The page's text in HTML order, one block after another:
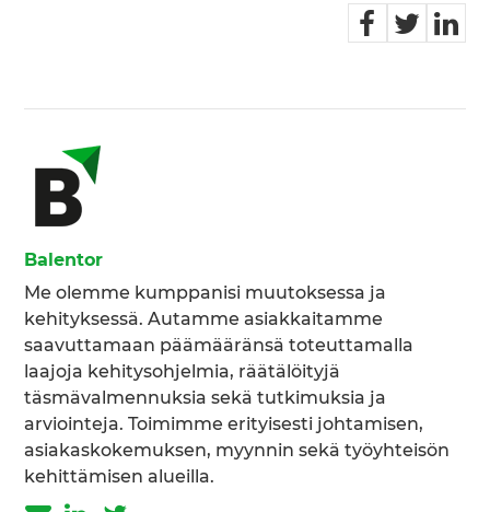
Balentor
Me olemme kumppanisi muutoksessa ja
kehityksessä. Autamme asiakkaitamme
saavuttamaan päämääränsä toteuttamalla
laajoja kehitysohjelmia, räätälöityjä
täsmävalmennuksia sekä tutkimuksia ja
arviointeja. Toimimme erityisesti johtamisen,
asiakaskokemuksen, myynnin sekä työyhteisön
kehittämisen alueilla.